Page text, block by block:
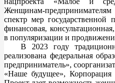
Женщинам-
спектр мер
финансовая,
в популяризации и
В 2023 году
реализована федеральная
предприниматель»,
«Наше будущее»,